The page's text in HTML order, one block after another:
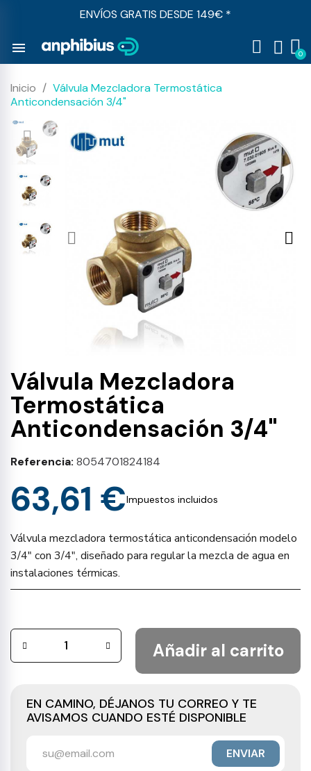
ENVÍOS GRATIS DESDE 149€ *
menu
Inicio
Válvula Mezcladora Termostática
Anticondensación 3/4"
Válvula Mezcladora
Termostática
Anticondensación 3/4"
Referencia 8054701824184
63,61 €Impuestos incluidos
Válvula mezcladora termostática anticondensación modelo
3/4" con 3/4", diseñado para regular la mezcla de agua en
instalaciones térmicas.
Añadir al carrito
EN CAMINO, DÉJANOS TU CORREO Y TE
AVISAMOS CUANDO ESTÉ DISPONIBLE
ENVIAR